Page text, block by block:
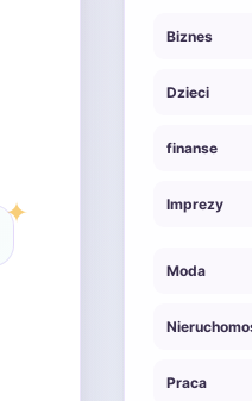
Biznes
Dzieci
finanse
Imprezy
Moda
Praca